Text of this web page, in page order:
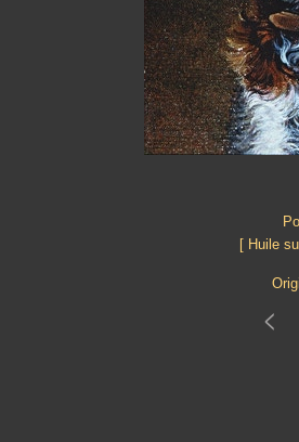
[ Huile
<